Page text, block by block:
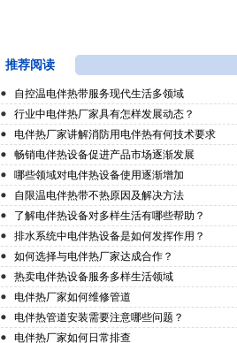
推荐阅读
自控温电伴热带服务现代生活多领域
行业中电伴热厂家具有怎样发展动态？
电伴热厂家讲解消防用电伴热有何技术要求
畅销电伴热设备促进产品市场逐渐发展
哪些领域对电伴热设备使用逐渐增加
自限温电伴热带不热原因及解决方法
了解电伴热设备对多样生活有哪些帮助？
排水系统中电伴热设备是如何发挥作用？
如何选择与电伴热厂家达成合作？
热卖电伴热设备服务多样生活领域
电伴热厂家如何维修管道
电伴热管道安装需要注意哪些问题？
电伴热厂家如何日常排查